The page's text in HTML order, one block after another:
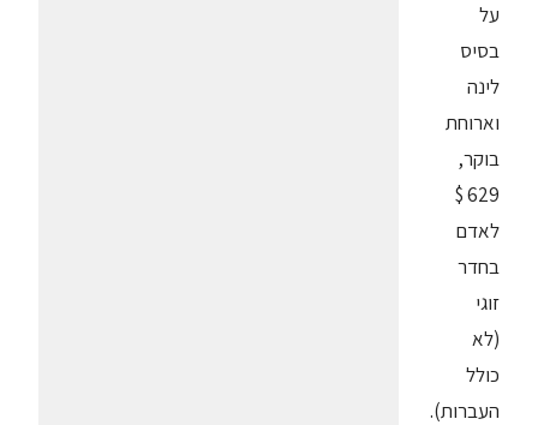
על
בסיס
לינה
וארוחת
בוקר,
629 $
לאדם
בחדר
זוגי
(לא
כולל
העברות).